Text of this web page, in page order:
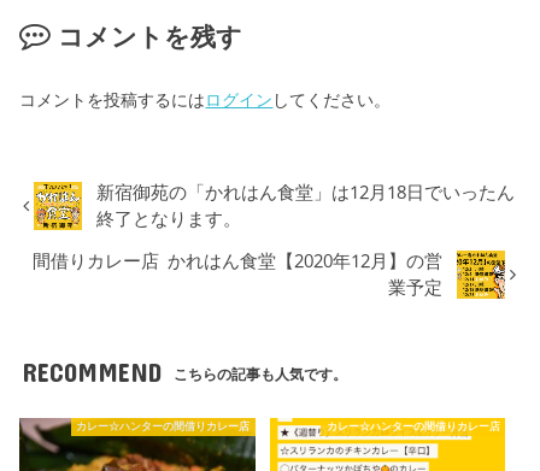
コメントを残す
コメントを投稿するにはログイン してください。
新宿御苑の「かれはん食堂」は12月18日でいったん
終了となります。
間借りカレー店 かれはん食堂【2020年12月】の営
業予定
RECOMMEND こちらの記事も人気です。
カレー☆ハンターの間借りカレー店 カレー☆ハンターの間借りカレー店